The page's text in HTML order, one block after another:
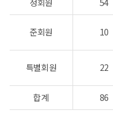
준회원 10
특별회원 22
합계
86